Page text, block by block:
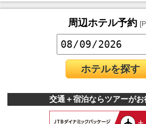
周辺ホテル予約
ホテルを探す
交通＋宿泊ならツアーがお